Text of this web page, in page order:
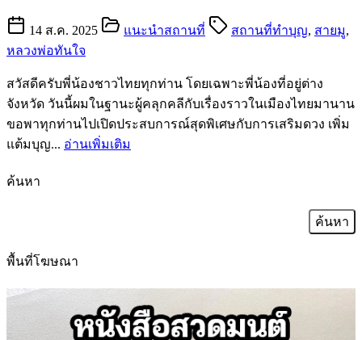
14 ส.ค. 2025 แนะนำสถานที่ สถานที่ทำบุญ, สายมู,
หลวงพ่อทันใจ
สวัสดีครับพี่น้องชาวไทยทุกท่าน โดยเฉพาะพี่น้องที่อยู่ต่าง
จังหวัด วันนี้ผมในฐานะผู้คลุกคลีกับเรื่องราวในเมืองไทยมานาน
ขอพาทุกท่านไปเปิดประสบการณ์สุดพิเศษกับการเสริมดวง เพิ่ม
แต้มบุญ... อ่านเพิ่มเติม
ค้นหา
สำหรับ:
พื้นที่โฆษณา